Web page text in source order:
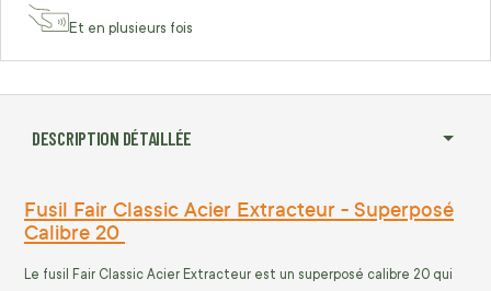
Et en plusieurs fois
DESCRIPTION DÉTAILLÉE
Fusil Fair Classic Acier Extracteur - Superposé
Calibre 20
Le fusil Fair Classic Acier Extracteur est un superposé calibre 20 qui